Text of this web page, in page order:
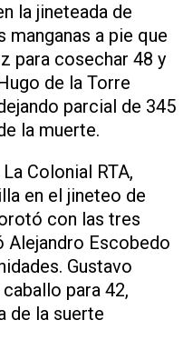
la jineteada de
manganas a pie que
para cosechar 48 y
de la Torre
parcial de 345
la muerte.
Colonial RTA,
en el jineteo de
con las tres
Alejandro Escobedo
Gustavo
para 42,
de la suerte